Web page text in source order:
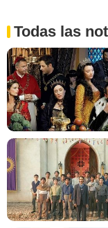
Todas las